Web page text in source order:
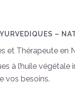
–
et Thérapeute en
à l’huile végétale
vos besoins.